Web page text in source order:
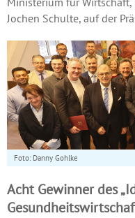
Jochen Schulte, auf der
Foto: Danny Gohlke
Acht Gewinner des